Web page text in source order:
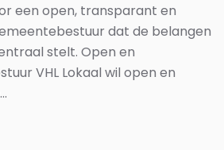
een open, transparant en
dat de belangen
stelt. Open en
VHL Lokaal wil open en